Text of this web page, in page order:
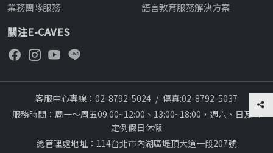
業務團隊服務
語言教育服務解決方案
關注E-CAVES
客服中心專線：02-8792-5024 / 傳真:02-8792-5037
服務時間：周一～周五09:00~12:00、13:00~18:00，週六、日及國
定例假日休假
總管理處地址：114台北市內湖區堤頂大道一段207號